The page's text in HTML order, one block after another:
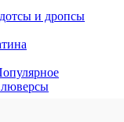
и дропсы